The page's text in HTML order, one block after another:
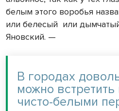
белым этого воробья
или белесый или
Яновский. —
В городах
можно
чисто-белыми